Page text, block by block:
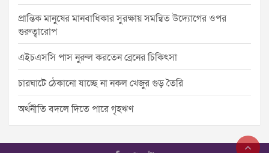
প্রান্তিক মানুষের মানবাধিকার সুরক্ষায় সমন্বিত উদ্যোগের ওপর
গুরুত্বারোপ
এইচএসসি পাস নুরুল করতেন ব্রেনের চিকিৎসা
চারঘাটে ঠেকানো যাচ্ছে না নকল খেজুর গুড় তৈরি
অর্থনীতি বদলে দিতে পারে গৃহঋণ